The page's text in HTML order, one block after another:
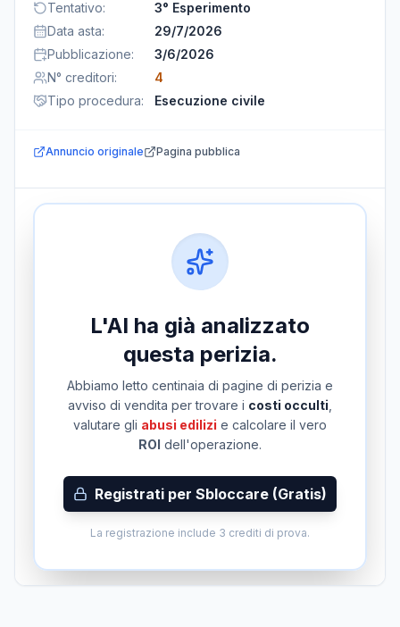
Tentativo:
3° Esperimento
Data asta:
29/7/2026
Pubblicazione:
3/6/2026
N° creditori:
4
Tipo procedura: Esecuzione civile
Annuncio originale Pagina pubblica
L'AI ha già analizzato
questa perizia.
Abbiamo letto centinaia di pagine di perizia e
avviso di vendita per trovare i costi occulti
valutare gli abusi edilizi e calcolare il vero
ROI dell'operazione.
Registrati per Sbloccare (Gratis)
La registrazione include 3 crediti di prova.